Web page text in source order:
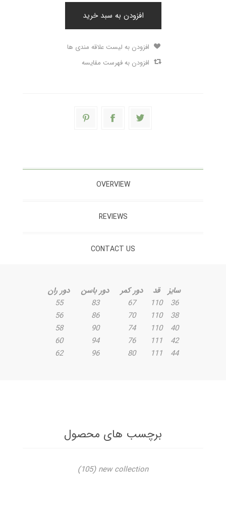
افزودن به سبد خرید
افزودن به لیست علاقه مندی ها
افزودن به فهرست مقایسه
OVERVIEW
REVIEWS
CONTACT US
سایز قد دور کمر دور باسن
دور ران
36
110
67
83
55
38
110
70
86
56
40
110
74
90
58
42
111
76
94
60
44
111
80
96
62
برچسب های محصول
new collection
(105)